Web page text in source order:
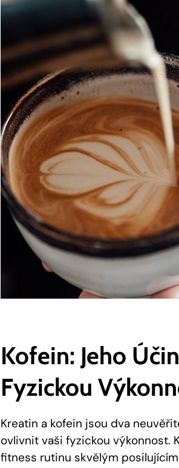
Kofein: Jeho
Fyzickou
Kreatin a kofein jsou dva
ovlivnit vaši fyzickou výkonnost.
fitness rutinu skvělým